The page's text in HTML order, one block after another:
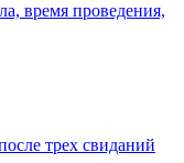
время проведения,
трех свиданий